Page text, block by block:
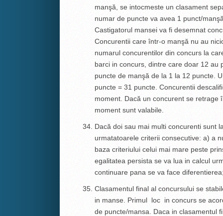
manşă, se intocmeste un clasament
numar de puncte va avea 1 punct/
Castigatorul mansei va fi desemnat
Concurentii care într-o manşă nu au
numarul concurentilor din concurs la
barci in concurs, dintre care doar 12 au
puncte de manşă de la 1 la 12 puncte.
puncte = 31 puncte. Concurentii
moment. Dacă un concurent se
moment sunt valabile.
Dacă doi sau mai multi concurenti sunt
urmatatoarele criterii consecutive: a) a
baza criteriului celui mai mare peste
egalitatea persista se va lua in calcul
continuare pana se va face
Clasamentul final al concursului se
in manse. Primul loc in concurs se
de puncte/mansa. Daca in clasamentul